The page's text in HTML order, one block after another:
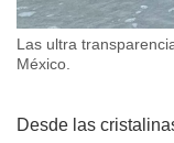
Las ultra
México.
Desde las